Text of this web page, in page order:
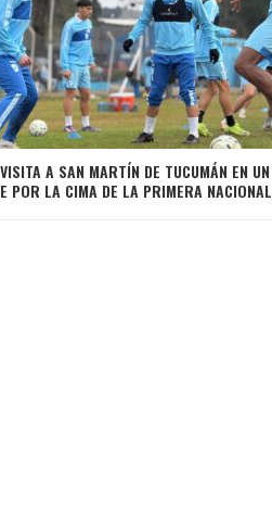
A SAN MARTÍN DE TUCUMÁN EN UN
POR LA CIMA DE LA PRIMERA NACIONAL